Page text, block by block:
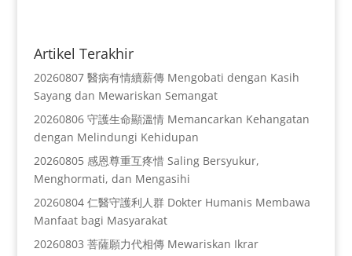
Artikel Terakhir
20260807 醫病有情續薪傳 Mengobati dengan Kasih
Sayang dan Mewariskan Semangat
20260806 守護生命顯溫情 Memancarkan Kehangatan
dengan Melindungi Kehidupan
20260805 感恩尊重互疼惜 Saling Bersyukur,
Menghormati, dan Mengasihi
20260804 仁醫守護利人群 Dokter Humanis Membawa
Manfaat bagi Masyarakat
20260803 菩薩願力代相傳 Mewariskan Ikrar